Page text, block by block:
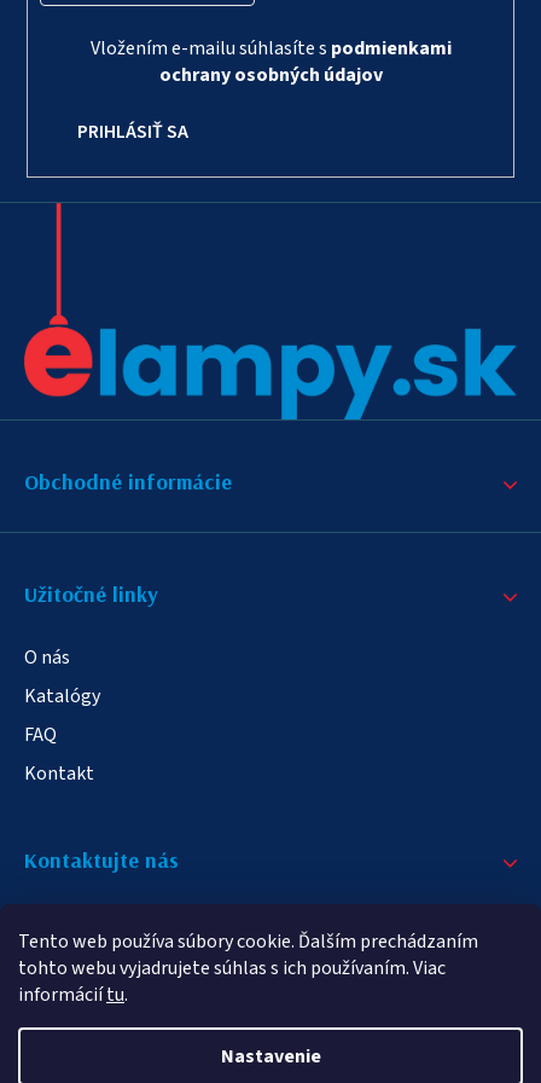
Tento web používa súbory cookie. Ďalším prechádzaním
tohto webu vyjadrujete súhlas s ich používaním. Viac
informáciítu.
Nastavenie
Vložením e-mailu súhlasíte s podmienkami
ochrany osobných údajov
PRIHLÁSIŤ SA
Obchodné informácie
Užitočné linky
O nás
Katalógy
FAQ
Kontakt
Kontaktujte nás
info@elampa.sk
elampy.sk. Všetky práva vyhradené.